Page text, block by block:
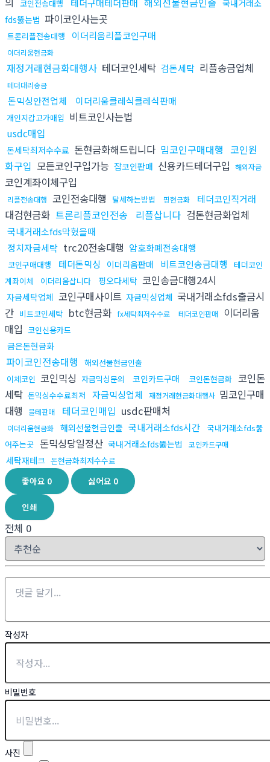
코인전송대행 테더구매테더판매
국내거래소
fds뚫는법 파이코인사는곳
트론리플전송대행 이더리움리플코인구매
이더리움현금화
재정거래현금화대행사 테더코인세탁 검돈세탁 리플송금업체
테더대리송금
돈믹싱안전업체 이더리움클레식클레식판매
개인지갑고가매입 비트코인사는법
usdc매입
돈세탁최저수수료 돈현금화해드립니다 밈코인구매대행 코인원
화구입 모든코인구입가능 잡코인판매 신용카드테더구입 해외자금
코인계좌이체구입
리플전송대행 코인전송대행 탈세하는방법 핑현금화 테더코인직거래
대검현금화 트론리플코인전송 리플삽니다 검돈현금화업체
국내거래소fds막혔을때
정치자금세탁 trc20전송대행 암호화폐전송대행
코인구매대행 테더돈믹싱 이더리움판매 비트코인송금대행
테더코인
계좌이체
이더리움삽니다 핑오다세탁 코인송금대행24시
자금세탁업체 코인구매사이트 자금믹싱업체 국내거래소fds출금시
간 비트코인세탁 btc현금화 fx세탁최저수수료 테더코인판매 이더리움
매입 코인신용카드
금은돈현금화
파이코인전송대행
해외선물현금인출
이체코인 코인믹싱 자금믹싱문의 코인카드구매 코인돈현금화 코인돈
세탁 돈믹싱수수료최저 자금믹싱업체 재정거래현금화대행사 밈코인구매
대행
블테판매 테더코인매입 usdc판매처
이더리움현금화 해외선물현금인출 국내거래소fds시간
국내거래소fds뚫
어주는곳 돈믹싱당일정산 국내거래소fds뚫는법 코인카드구매
세탁재테크 돈현금화최저수수료
좋아요 0 싫어요 0
인쇄
전체 0
작성자
비밀번호
사진